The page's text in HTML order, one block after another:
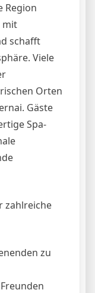
Region
mit
schafft
Viele
Orten
Gäste
Spa-
zahlreiche
zu